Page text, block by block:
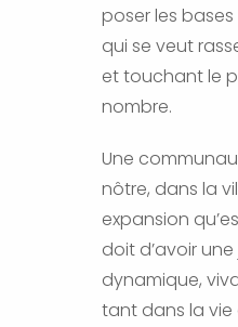
poser les
qui se veut
et touchant le
nombre.
Une
nôtre, dans la
expansion
doit d’avoir
dynamique,
tant dans la